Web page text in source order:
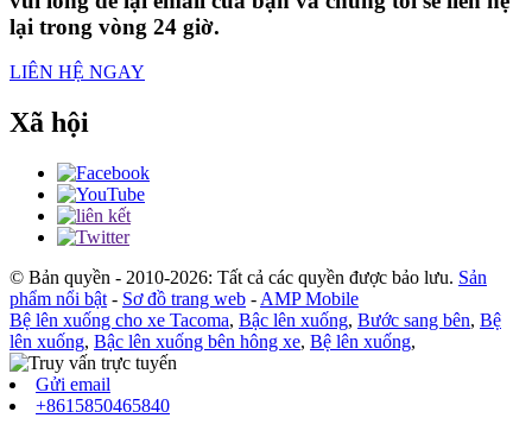
lại trong vòng 24 giờ.
LIÊN HỆ NGAY
Xã hội
© Bản quyền - 2010-2026: Tất cả các quyền được bảo lưu. Sản
phẩm nổi bật - Sơ đồ trang web - AMP Mobile
Bệ lên xuống cho xe Tacoma, Bậc lên xuống, Bước sang bên, Bệ
lên xuống, Bậc lên xuống bên hông xe, Bệ lên xuống,
Gửi email
+8615850465840